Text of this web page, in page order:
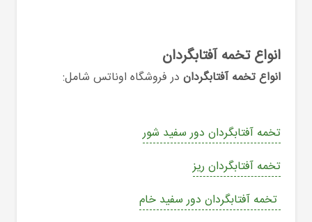
انواع تخمه آفتابگردان
انواع تخمه آفتابگردان در فروشگاه اوناتس شامل:
تخمه آفتابگردان دور سفید شور
تخمه آفتابگردان ریز
تخمه آفتابگردان دور سفید خام